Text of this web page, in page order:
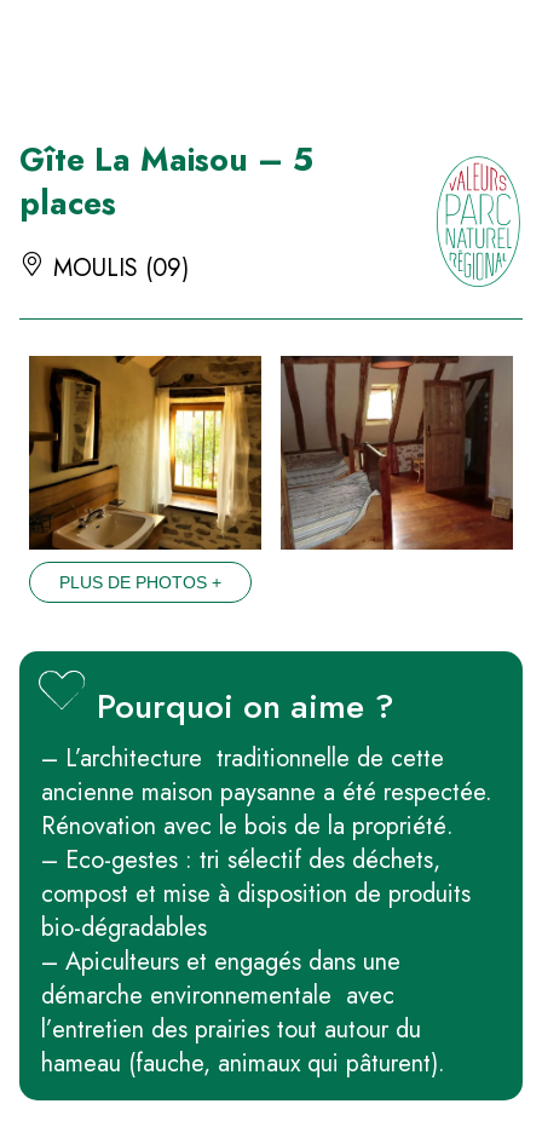
Gîte La Maisou – 5
places
MOULIS (09)
PLUS DE PHOTOS +
Pourquoi on aime ?
– L’architecture traditionnelle de cette
ancienne maison paysanne a été respectée.
Rénovation avec le bois de la propriété.
– Eco-gestes : tri sélectif des déchets,
compost et mise à disposition de produits
bio-dégradables
– Apiculteurs et engagés dans une
démarche environnementale avec
l’entretien des prairies tout autour du
hameau (fauche, animaux qui pâturent).